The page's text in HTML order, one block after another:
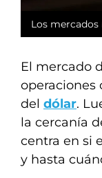
Los
El mercado
operaciones
del dólar.
la cercanía
centra en si
y hasta